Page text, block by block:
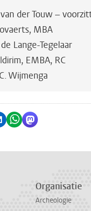
van der Touw –
MBA
Lange-Tegelaar
EMBA, RC
Wijmenga
Facebook
via Bluesky
op LinkedIn
Delen via WhatsApp
Delen via
Organisatie
Archeologie